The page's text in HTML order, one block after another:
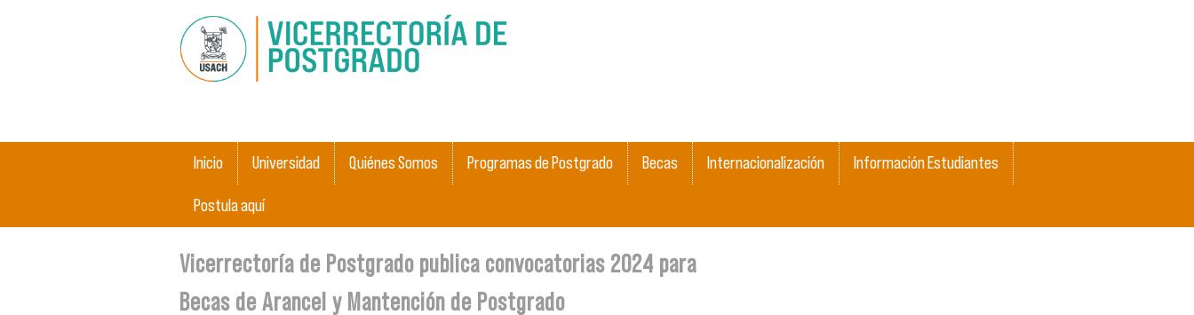
Menú principal
Inicio Universidad Quiénes Somos Programas de Postgrado Becas Internacionalización Información Estudiantes
Postula aquí
Se encuentra usted aquí
Vicerrectoría de Postgrado publica convocatorias 2024 para
Becas de Arancel y Mantención de Postgrado